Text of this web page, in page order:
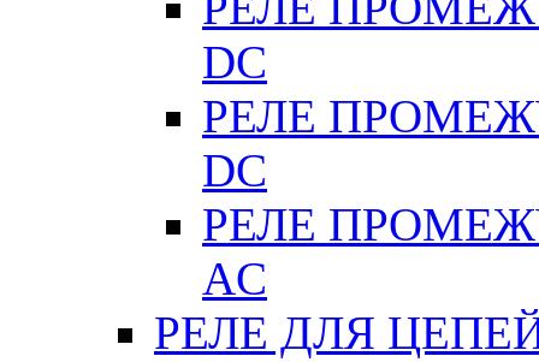
DC
РЕЛЕ
DC
РЕЛЕ
АC
РЕЛЕ ДЛЯ